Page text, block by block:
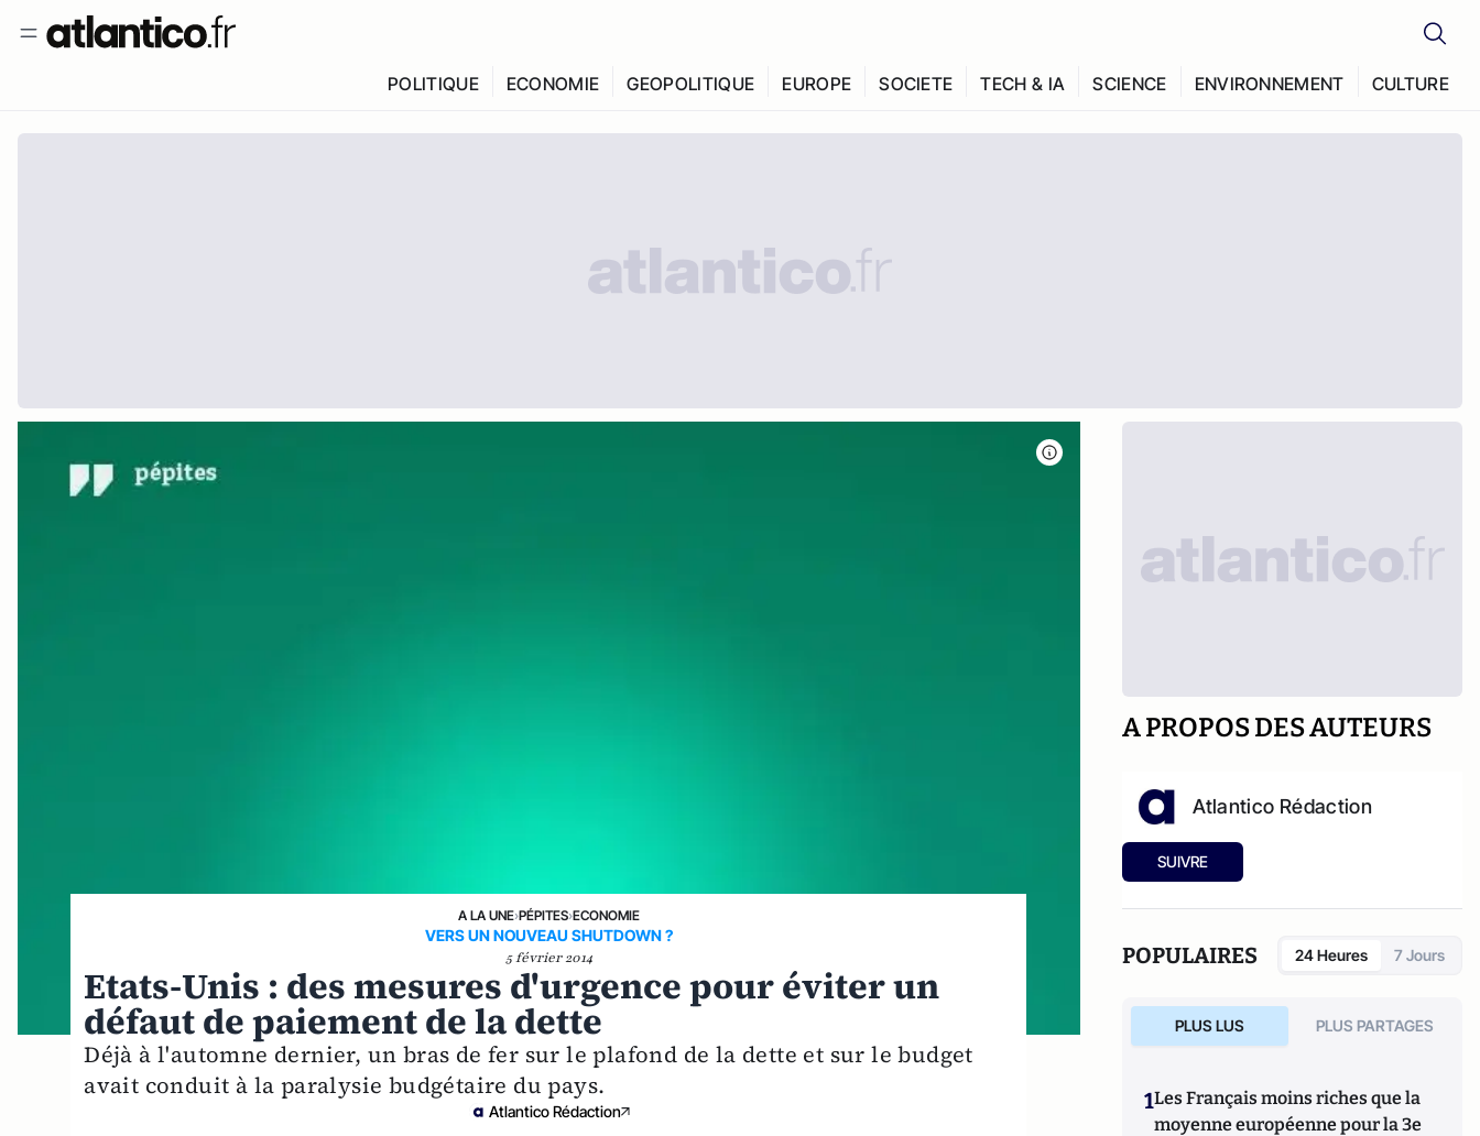
POLITIQUE ECONOMIE GEOPOLITIQUE EUROPE SOCIETE TECH & IA SCIENCE ENVIRONNEMENT CULTURE
A LA UNE›PÉPITES›ECONOMIE
VERS UN NOUVEAU SHUTDOWN ?
5 février 2014
Etats-Unis : des mesures d'urgence pour éviter un
défaut de paiement de la dette
Déjà à l'automne dernier, un bras de fer sur le plafond de la dette et sur le budget
avait conduit à la paralysie budgétaire du pays.
Atlantico Rédaction
A PROPOS DES AUTEURS
Atlantico Rédaction
SUIVRE
POPULAIRES 24 Heures 7 Jours
PLUS LUS PLUS PARTAGES
1Les Français moins riches que la
moyenne européenne pour la 3e